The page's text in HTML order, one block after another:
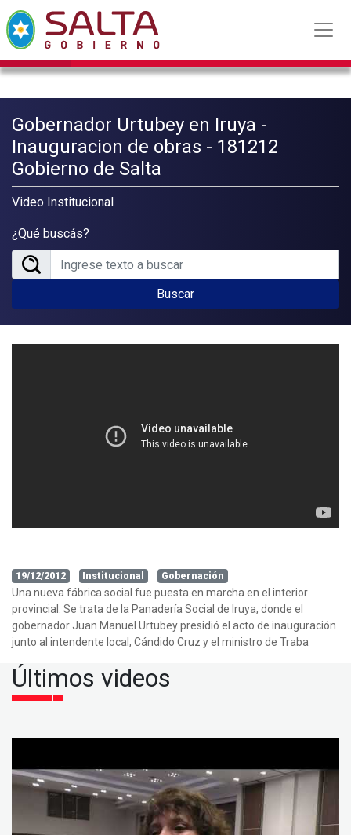
Gobernador Urtubey en Iruya -
Inauguracion de obras - 181212
Gobierno de Salta
Video Institucional
¿Qué buscás?
Buscar
19/12/2012 Institucional Gobernación
Una nueva fábrica social fue puesta en marcha en el interior
provincial. Se trata de la Panadería Social de Iruya, donde el
gobernador Juan Manuel Urtubey presidió el acto de inauguración
junto al intendente local, Cándido Cruz y el ministro de Traba
Últimos videos